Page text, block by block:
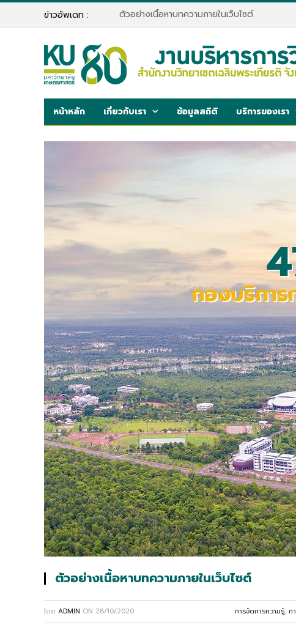
ข่าวอัพเดท : ตัวอย่างเนื้อหาบทความภายในเว็บไซต์
หน้าหลัก เกี่ยวกับเรา ข้อมูลสถิติ บริการของเรา
ตัวอย่างเนื้อหาบทความภายในเว็บไซต์
โดย ADMIN ON 28/10/2020 การจัดการความรู้,ก